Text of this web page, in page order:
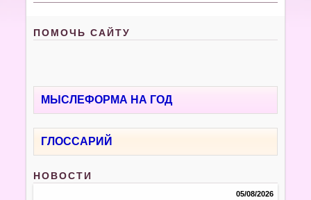
ПОМОЧЬ САЙТУ
МЫСЛЕФОРМА НА ГОД
ГЛОССАРИЙ
НОВОСТИ
05/08/2026